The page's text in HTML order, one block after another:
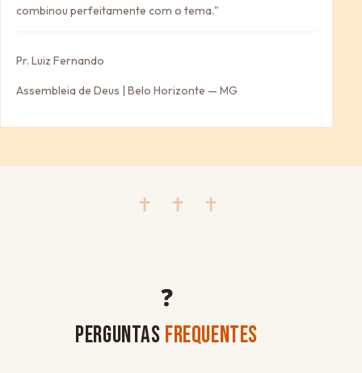
combinou perfeitamente com o tema."
Pr. Luiz Fernando
Assembleia de Deus | Belo Horizonte — MG
✝ ✝ ✝
❓
PERGUNTAS FREQUENTES